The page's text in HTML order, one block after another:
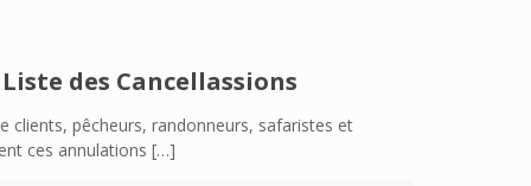
des Cancellassions
clients, pêcheurs, randonneurs, safaristes et
ces annulations […]